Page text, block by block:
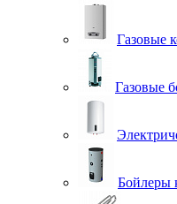
Газовые
Газовые
Бойлеры